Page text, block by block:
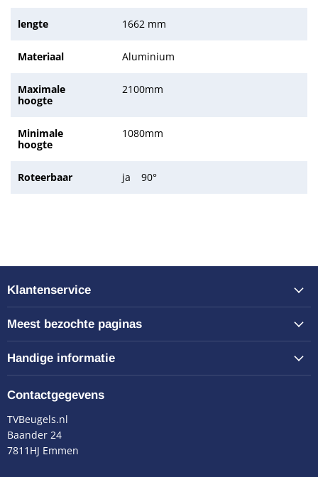
lengte 1662 mm
Materiaal Aluminium
Maximale
hoogte
2100mm
Minimale
hoogte
1080mm
Roteerbaar ja 90°
Klantenservice
Meest bezochte paginas
Handige informatie
Contactgegevens
TVBeugels.nl
Baander 24
7811HJ Emmen